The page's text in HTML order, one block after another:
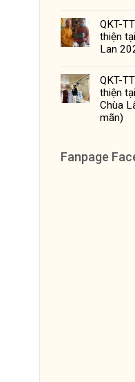
QKT-
thiện
Lan
QKT-
thiện
Chùa
mãn)
Fanpage